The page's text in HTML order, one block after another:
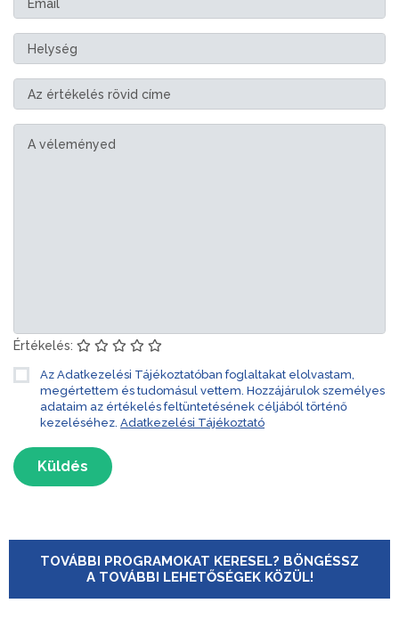
Értékelés:
Az Adatkezelési Tájékoztatóban foglaltakat elolvastam,
megértettem és tudomásul vettem. Hozzájárulok személyes
adataim az értékelés feltüntetésének céljából történő
kezeléséhez. Adatkezelési Tájékoztató
Küldés
TOVÁBBI PROGRAMOKAT KERESEL? BÖNGÉSSZ
A TOVÁBBI LEHETŐSÉGEK KÖZÜL!